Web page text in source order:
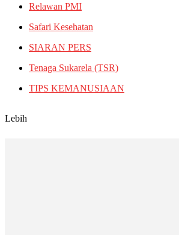
Relawan PMI
Safari Kesehatan
SIARAN PERS
Tenaga Sukarela (TSR)
TIPS KEMANUSIAAN
Lebih